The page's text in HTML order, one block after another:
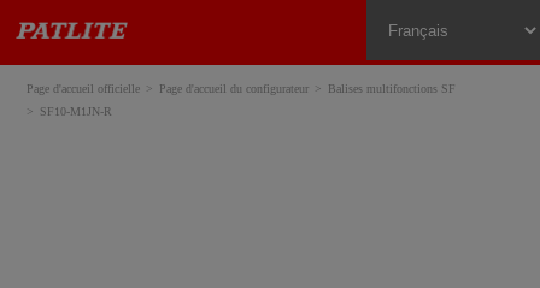
Page d'accueil officielle Page d'accueil du configurateur
Balises multifonctions SF
SF10-M1JN-R